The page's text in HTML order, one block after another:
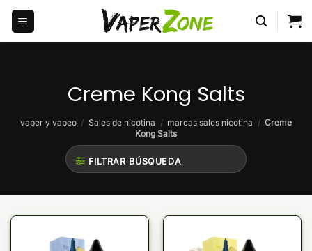
Saltar
contenido
Creme Kong Salts
vaper y vapeo / Sales de nicotina / marcas sales nicotina / Creme
Kong Salts
FILTRAR BÚSQUEDA